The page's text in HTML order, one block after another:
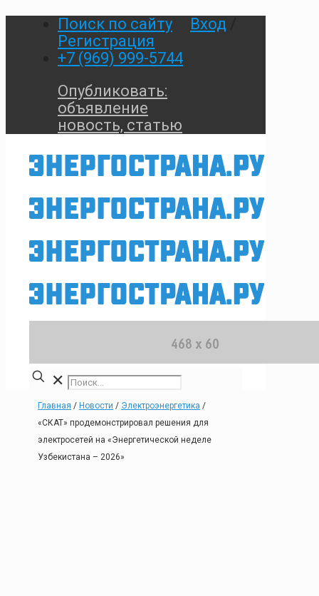
Поиск по сайту Вход
Регистрация
+7 (969) 999-5744
Опубликовать:
объявление
новость, статью
✕
Главная / Новости / Электроэнергетика /
«СКАТ» продемонстрировал решения для
электросетей на «Энергетической неделе
Узбекистана – 2026»